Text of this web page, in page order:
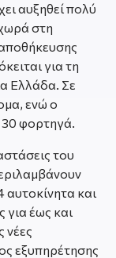
αυξηθεί πολύ
στη
για τη
Ελλάδα. Σε
ενώ ο
30 φορτηγά.
του
και
για έως και
νέες
εξυπηρέτησης